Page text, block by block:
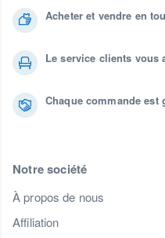
Acheter et vendre en
Le service clients vous
Chaque commande est
Notre société
À propos de nous
Affiliation